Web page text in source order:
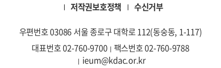
저작권보호정책
수신거부
우편번호 03086 서울 종로구 대학로 112(동숭동, 1-117)
대표번호 02-760-9700 팩스번호 02-760-9788
ieum@kdac.or.kr